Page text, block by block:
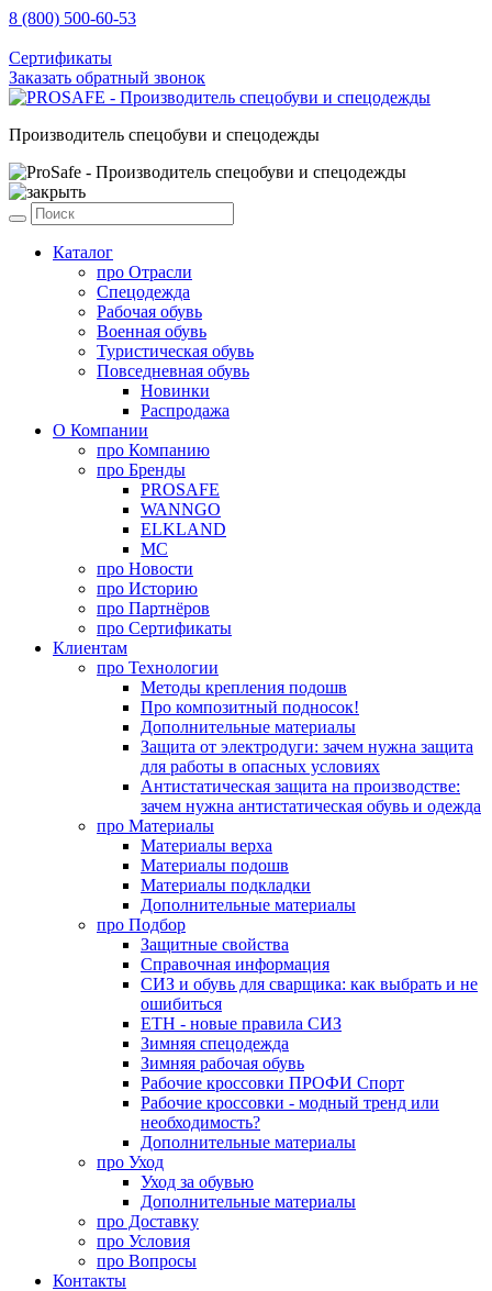
8 (800) 500-60-53
Сертификаты
Заказать обратный звонок
Производитель спецобуви и спецодежды
Каталог
про Отрасли
Спецодежда
Рабочая обувь
Военная обувь
Туристическая обувь
Повседневная обувь
Новинки
Распродажа
О Компании
про Компанию
про Бренды
PROSAFE
WANNGO
ELKLAND
MC
про Новости
про Историю
про Партнёров
про Сертификаты
Клиентам
про Технологии
Методы крепления подошв
Про композитный подносок!
Дополнительные материалы
Защита от электродуги: зачем нужна защита
для работы в опасных условиях
Антистатическая защита на производстве:
зачем нужна антистатическая обувь и одежда
про Материалы
Материалы верха
Материалы подошв
Материалы подкладки
Дополнительные материалы
про Подбор
Защитные свойства
Справочная информация
СИЗ и обувь для сварщика: как выбрать и не
ошибиться
ЕТН - новые правила СИЗ
Зимняя спецодежда
Зимняя рабочая обувь
Рабочие кроссовки ПРОФИ Спорт
Рабочие кроссовки - модный тренд или
необходимость?
Дополнительные материалы
про Уход
Уход за обувью
Дополнительные материалы
про Доставку
про Условия
про Вопросы
Контакты